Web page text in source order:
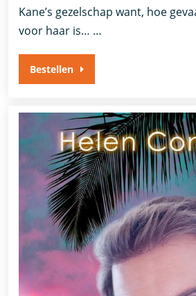
Kane’s gezelschap want, hoe
voor haar is… …
Bestellen